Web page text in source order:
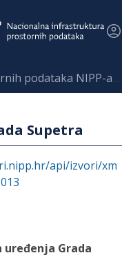
podataka NIPP-a
Supetra
api/izvori/xm
Grada